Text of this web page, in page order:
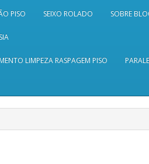
PISO SEIXO ROLADO SOBRE
LIMPEZA RASPAGEM PISO